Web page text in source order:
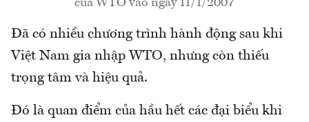
của WTO vào ngày 11/1/2007
Đã có nhiều chương trình hành động sau khi
Việt Nam gia nhập WTO, nhưng còn thiếu
trọng tâm và hiệu quả.
Đó là quan điểm của hầu hết các đại biểu khi